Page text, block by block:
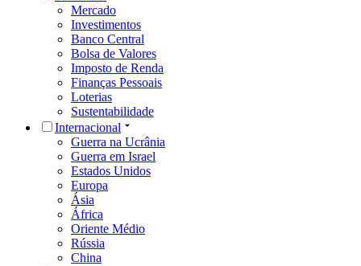
Mercado
Investimentos
Banco Central
Bolsa de Valores
Imposto de Renda
Finanças Pessoais
Loterias
Sustentabilidade
Internacional
Guerra na Ucrânia
Guerra em Israel
Estados Unidos
Europa
Ásia
África
Oriente Médio
Rússia
China